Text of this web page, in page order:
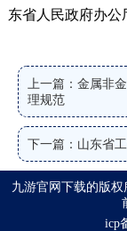
东省人民政府办公
上一篇：金属非
理规范
下一篇：山东省
九游官网下载的版
icp